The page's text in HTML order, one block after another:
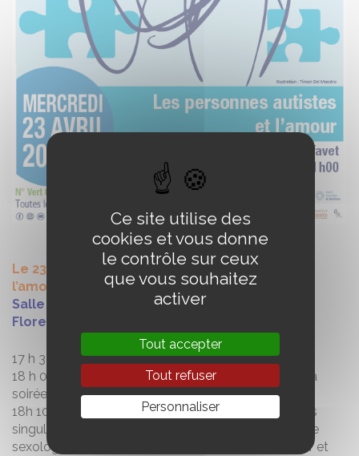
Le 23 avril 2025, « Les personnes autistes et
l’amour »
Salle polyvalente de Montfavet, rue Félicien
Florent – Montfavet !
17 h 30 Accueil
18 h 00 Discours de bienvenue et présentation de la
soirée
18h 10 « La sexualité des personnes autistes : désirs
singuliers, amours pluriels. L’accompagnement d’une
sexologue pour comprendre, démystifier, s’informer et
Ce site utilise des
cookies et vous donne
le contrôle sur ceux
que vous souhaitez
activer
Tout accepter
Tout refuser
Personnaliser